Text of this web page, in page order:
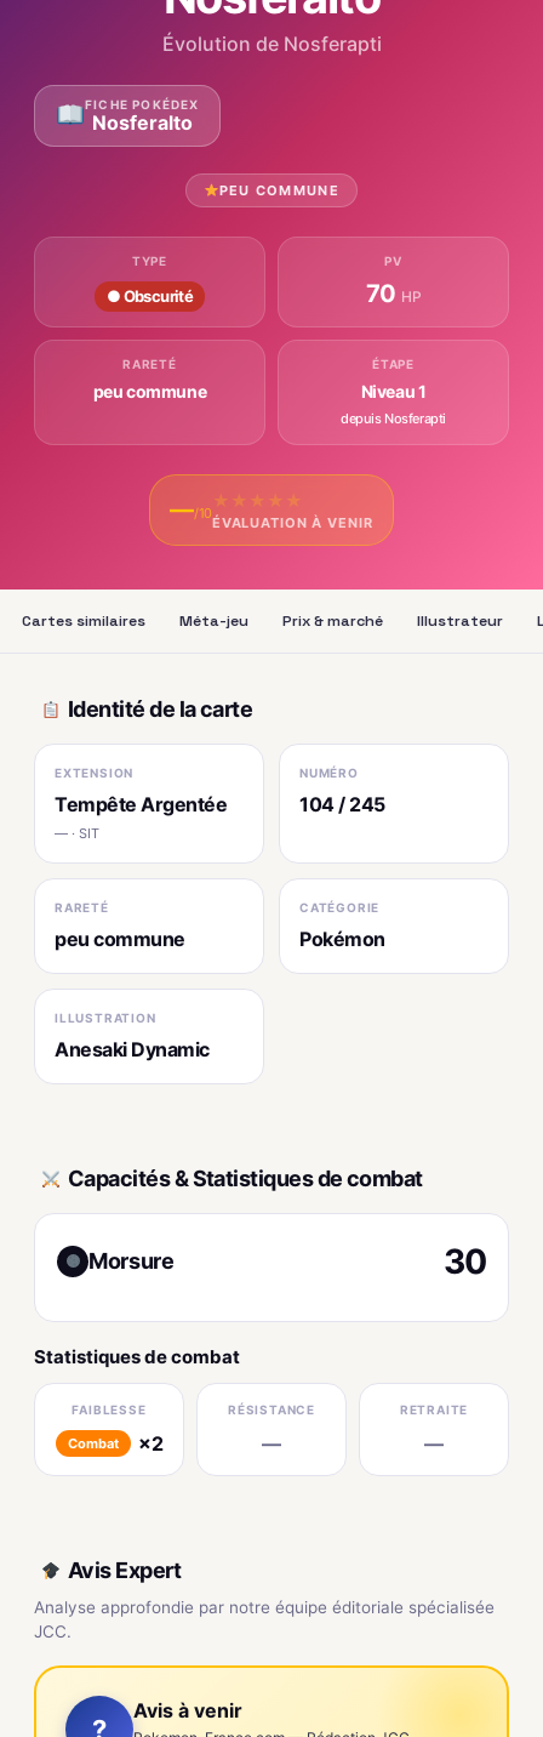
Évolution de Nosferapti
FICHE POKÉDEX
Nosferalto
PEU COMMUNE
TYPE
● Obscurité
PV
70 HP
RARETÉ
peu commune
ÉTAPE
Niveau 1
depuis Nosferapti
—/10
★ ★ ★ ★ ★
ÉVALUATION À VENIR
Cartes similaires Méta-jeu Prix & marché Illustrateur
Identité de la carte
EXTENSION
Tempête Argentée
— · SIT
NUMÉRO
104 / 245
RARETÉ
peu commune
CATÉGORIE
Pokémon
ILLUSTRATION
Anesaki Dynamic
Capacités & Statistiques de combat
Morsure 30
Statistiques de combat
FAIBLESSE
Combat ×2
RÉSISTANCE
—
RETRAITE
—
Avis Expert
Analyse approfondie par notre équipe éditoriale spécialisée
JCC.
?
Avis à venir